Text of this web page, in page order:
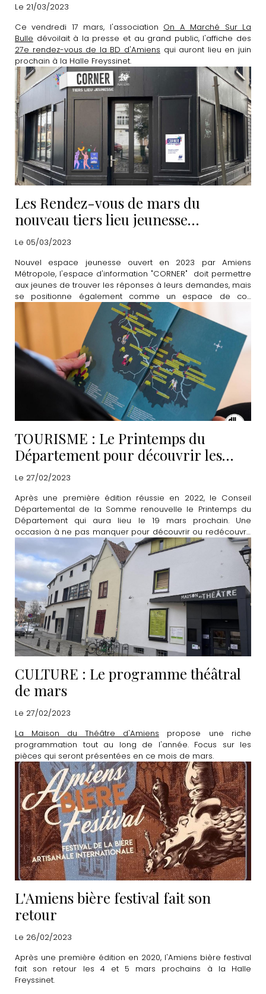
Le 21/03/2023
Ce vendredi 17 mars, l'association On A Marché Sur La
Bulle dévoilait à la presse et au grand public, l'affiche des
27e rendez-vous de la BD d'Amiens qui auront lieu en juin
prochain à la Halle Freyssinet.
Les Rendez-vous de mars du
nouveau tiers lieu jeunesse
"CORNER"
Le 05/03/2023
Nouvel espace jeunesse ouvert en 2023 par Amiens
Métropole, l'espace d'information "CORNER" doit permettre
aux jeunes de trouver les réponses à leurs demandes, mais
se positionne également comme un espace de co-
construction et de partage. Découvrez le programme
complet du mois de mars.
TOURISME : Le Printemps du
Département pour découvrir les
"merveilles à proximité"
Le 27/02/2023
Après une première édition réussie en 2022, le Conseil
Départemental de la Somme renouvelle le Printemps du
Département qui aura lieu le 19 mars prochain. Une
occasion à ne pas manquer pour découvrir ou redécouvrir
de nombreux lieux emblématiques de la Somme.
CULTURE : Le programme théâtral
de mars
Le 27/02/2023
La Maison du Théâtre d'Amiens propose une riche
programmation tout au long de l'année. Focus sur les
pièces qui seront présentées en ce mois de mars.
L'Amiens bière festival fait son
retour
Le 26/02/2023
Après une première édition en 2020, l'Amiens bière festival
fait son retour les 4 et 5 mars prochains à la Halle
Freyssinet.